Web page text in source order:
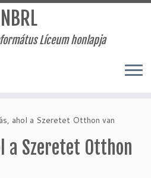
NBRL
Líceum honlapja
ahol a Szeretet Otthon van
a Szeretet Otthon